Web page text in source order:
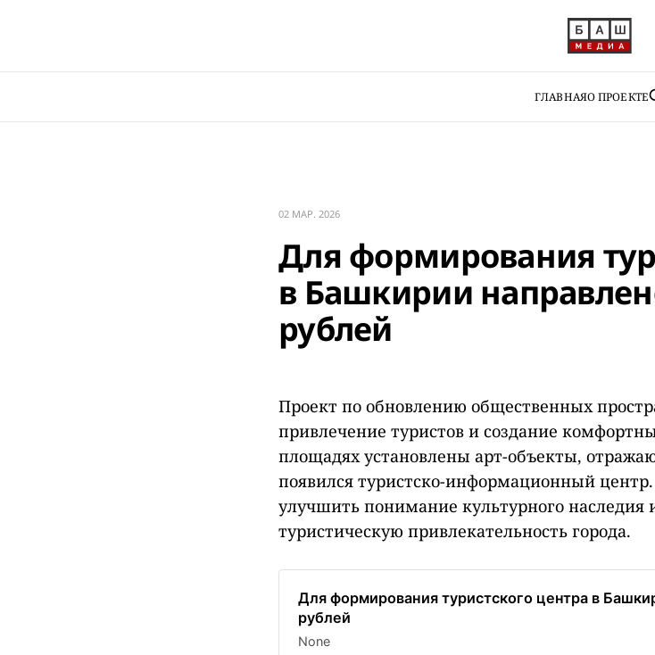
ГЛАВНАЯО ПРОЕКТЕ
02 МАР. 2026
Для формирования
в Башкирии
рублей
Проект по обновлению общественных
привлечение туристов и создание
площадях установлены арт-объекты,
появился туристско-информационный
улучшить понимание культурного наследия
туристическую привлекательность города.
Для формирования туристского центра в
рублей
None